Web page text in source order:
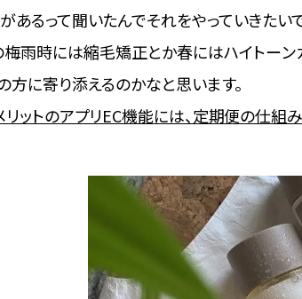
あるって聞いたんでそれをやっていきたい
雨時には縮毛矯正とか春にはハイトーン
方に寄り添えるのかなと思います。
リットのアプリEC機能には、定期便の仕組